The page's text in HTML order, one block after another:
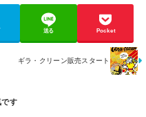
送る Pocket
ギラ・クリーン販売スタート